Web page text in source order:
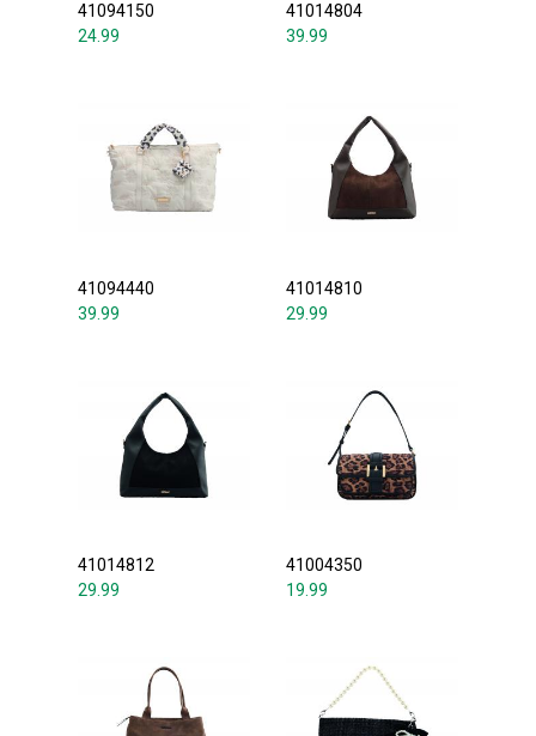
41094150
24.99
41014804
39.99
41094440
39.99
41014810
29.99
41014812
29.99
41004350
19.99